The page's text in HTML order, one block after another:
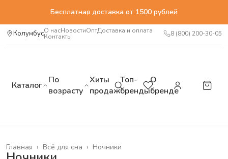
Бесплатная доставка от 1500 рублей
КолумбусО насНовостиОптДоставка и оплата
Контакты 8 (800) 200-30-05
Каталог По
возрасту
Хиты
продаж
Топ-
бренды
О
бренде
Ночники
Всё для сна ›
Главная ›